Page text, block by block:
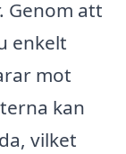
Genom att
enkelt
mot
kan
vilket